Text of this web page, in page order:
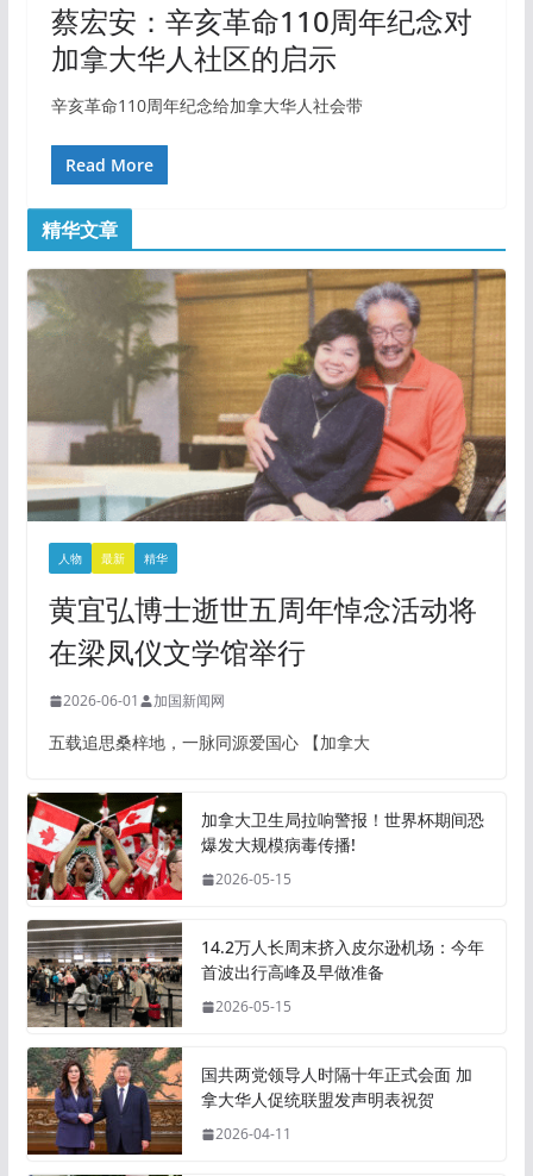
蔡宏安：辛亥革命110周年纪念对
加拿大华人社区的启示
辛亥革命110周年纪念给加拿大华人社会带
Read More
精华文章
人物 最新 精华
黄宜弘博士逝世五周年悼念活动将
在梁凤仪文学馆举行
2026-06-01 加国新闻网
五载追思桑梓地，一脉同源爱国心 【加拿大
加拿大卫生局拉响警报！世界杯期间恐
爆发大规模病毒传播!
2026-05-15
14.2万人长周末挤入皮尔逊机场：今年
首波出行高峰及早做准备
2026-05-15
国共两党领导人时隔十年正式会面 加
拿大华人促统联盟发声明表祝贺
2026-04-11